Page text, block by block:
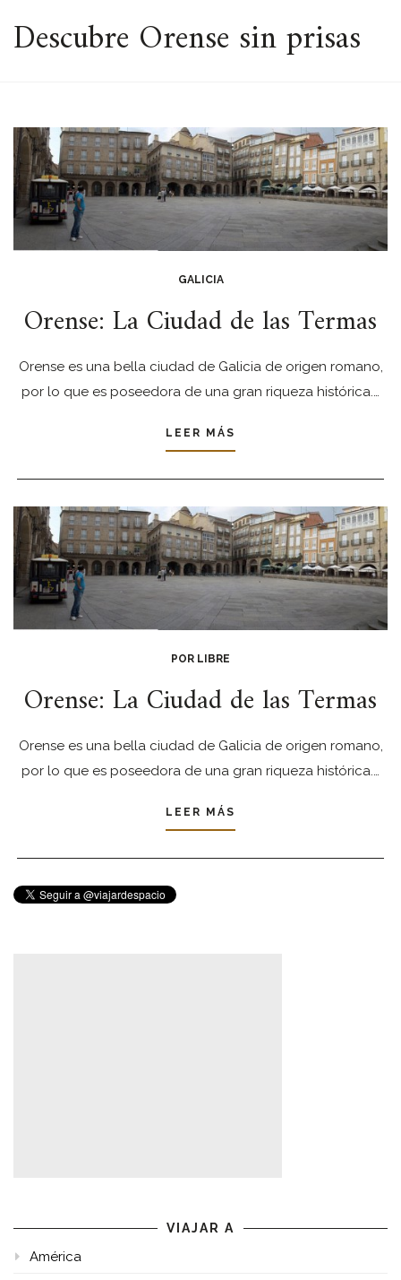
ESPACIO
Descubre Orense sin prisas
GALICIA
Orense: La Ciudad de las Termas
Orense es una bella ciudad de Galicia de origen romano,
por lo que es poseedora de una gran riqueza histórica.…
LEER MÁS
POR LIBRE
Orense: La Ciudad de las Termas
Orense es una bella ciudad de Galicia de origen romano,
por lo que es poseedora de una gran riqueza histórica.…
LEER MÁS
VIAJAR A
América